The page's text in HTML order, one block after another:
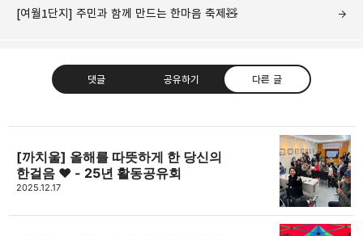
[여월1단지] 주민과 함께 만드는 한마음 축제🧸
댓글 공유하기 다른 글
고강종합사회복지관
고강종합사회복지관입니다.
[까치울] 올해를 따뜻하게 한 당신의
한걸음 ❤ - 25년 활동공유회
2025.12.17